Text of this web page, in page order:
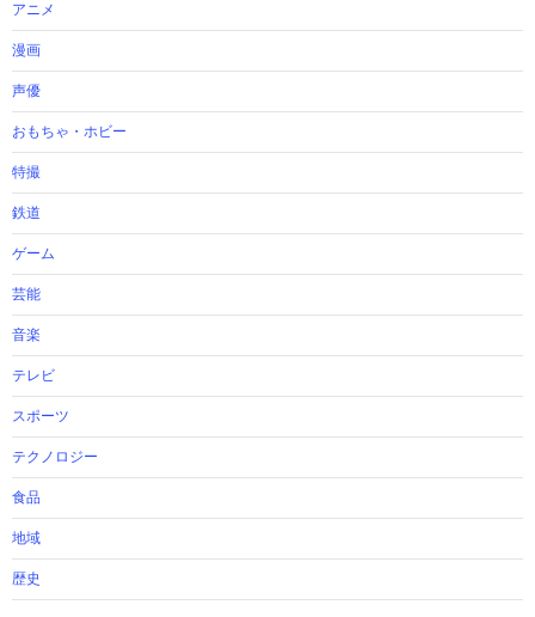
アニメ
漫画
声優
おもちゃ・ホビー
特撮
鉄道
ゲーム
芸能
音楽
テレビ
スポーツ
テクノロジー
食品
地域
歴史